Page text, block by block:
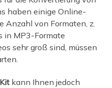
haben einige Online-
Anzahl von Formaten, z.
in MP3-Formate
sehr groß sind, müssen
kann Ihnen jedoch